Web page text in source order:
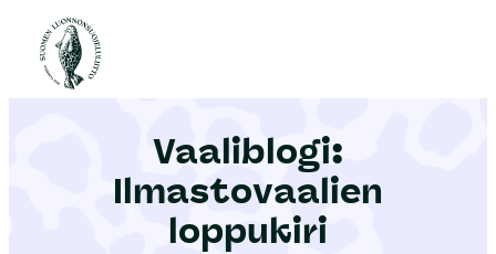
Etusivu
Vaaliblogi:
Ilmastovaalien
loppukiri